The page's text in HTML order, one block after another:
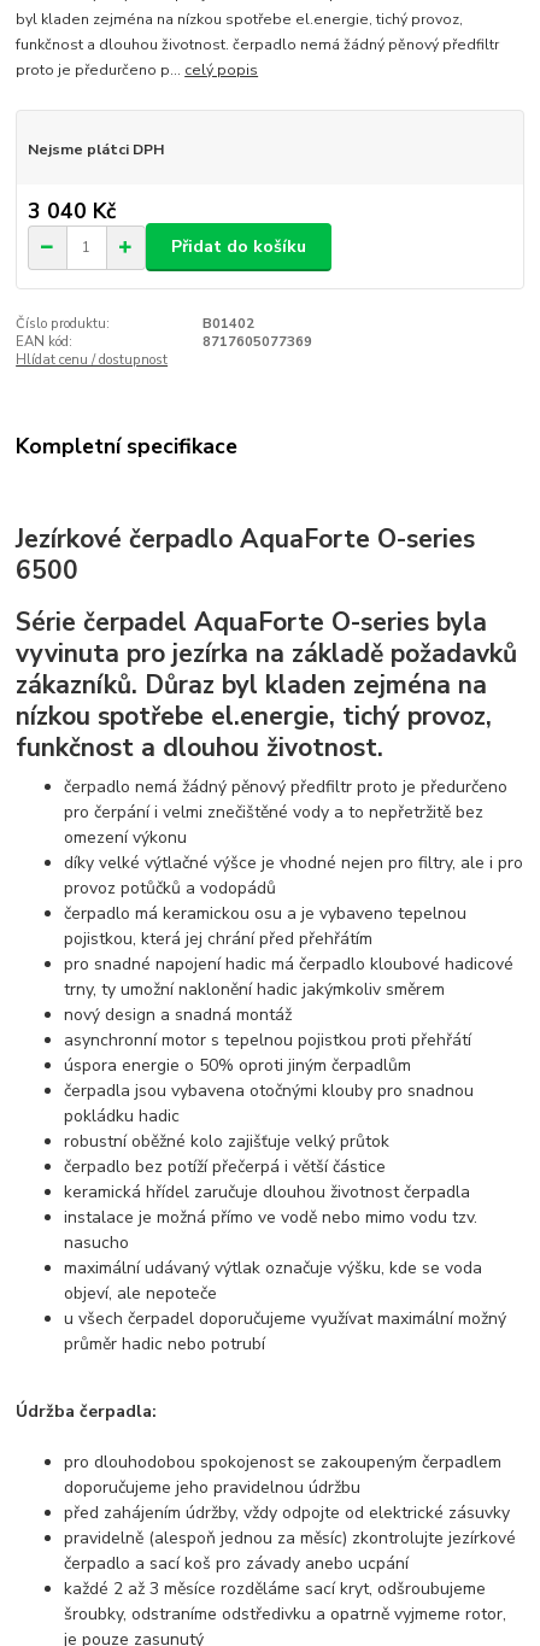
byl kladen zejména na nízkou spotřebe el.energie, tichý provoz,
funkčnost a dlouhou životnost. čerpadlo nemá žádný pěnový předfiltr
proto je předurčeno p... celý popis
Nejsme plátci DPH
3 040 Kč
Přidat do košíku
Číslo produktu:
B01402
EAN kód:
8717605077369
Hlídat cenu / dostupnost
Kompletní specifikace
Jezírkové čerpadlo AquaForte O-series
6500
Série čerpadel AquaForte O-series byla
vyvinuta pro jezírka na základě požadavků
zákazníků. Důraz byl kladen zejména na
nízkou spotřebe el.energie, tichý provoz,
funkčnost a dlouhou životnost.
čerpadlo nemá žádný pěnový předfiltr proto je předurčeno
pro čerpání i velmi znečištěné vody a to nepřetržitě bez
omezení výkonu
díky velké výtlačné výšce je vhodné nejen pro filtry, ale i pro
provoz potůčků a vodopádů
čerpadlo má keramickou osu a je vybaveno tepelnou
pojistkou, která jej chrání před přehřátím
pro snadné napojení hadic má čerpadlo kloubové hadicové
trny, ty umožní naklonění hadic jakýmkoliv směrem
nový design a snadná montáž
asynchronní motor s tepelnou pojistkou proti přehřátí
úspora energie o 50% oproti jiným čerpadlům
čerpadla jsou vybavena otočnými klouby pro snadnou
pokládku hadic
robustní oběžné kolo zajišťuje velký průtok
čerpadlo bez potíží přečerpá i větší částice
keramická hřídel zaručuje dlouhou životnost čerpadla
instalace je možná přímo ve vodě nebo mimo vodu tzv.
nasucho
maximální udávaný výtlak označuje výšku, kde se voda
objeví, ale nepoteče
u všech čerpadel doporučujeme využívat maximální možný
průměr hadic nebo potrubí
Údržba čerpadla:
pro dlouhodobou spokojenost se zakoupeným čerpadlem
doporučujeme jeho pravidelnou údržbu
před zahájením údržby, vždy odpojte od elektrické zásuvky
pravidelně (alespoň jednou za měsíc) zkontrolujte jezírkové
čerpadlo a sací koš pro závady anebo ucpání
každé 2 až 3 měsíce rozděláme sací kryt, odšroubujeme
šroubky, odstraníme odstředivku a opatrně vyjmeme rotor,
je pouze zasunutý